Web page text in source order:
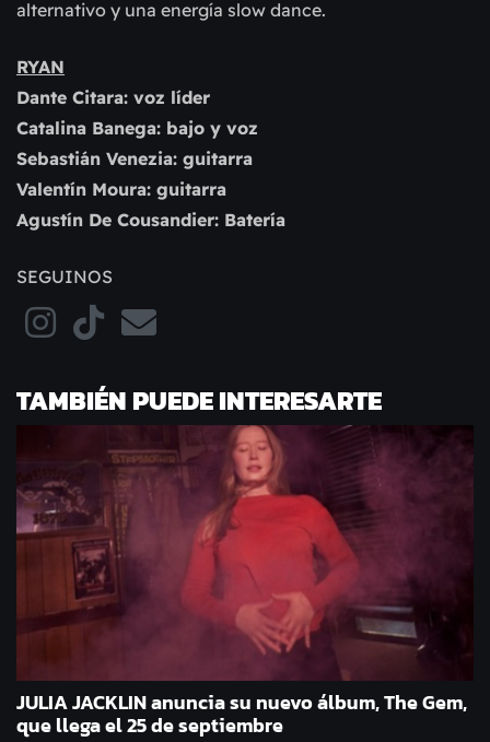
alternativo y una energía slow dance.
RYAN
Dante Citara: voz líder
Catalina Banega: bajo y voz
Sebastián Venezia: guitarra
Valentín Moura: guitarra
Agustín De Cousandier: Batería
SEGUINOS
TAMBIÉN PUEDE INTERESARTE
JULIA JACKLIN anuncia su nuevo álbum, The Gem,
que llega el 25 de septiembre